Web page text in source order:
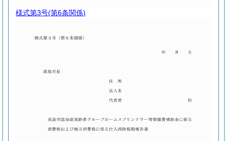
様式第3号(第6条関係)